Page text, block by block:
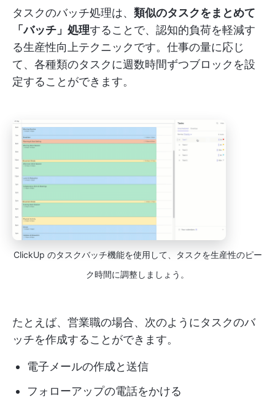
タスクのバッチ処理は、 類似のタスクをまとめて
「バッチ」処理することで、認知的負荷を軽減す
る生産性向上テクニックです。仕事の量に応じ
て、各種類のタスクに週数時間ずつブロックを設
定することができます。
ClickUp のタスクバッチ機能を使用して、タスクを生産性のピー
ク時間に調整しましょう。
たとえば、営業職の場合、次のようにタスクのバ
ッチを作成することができます。
電子メールの作成と送信
フォローアップの電話をかける